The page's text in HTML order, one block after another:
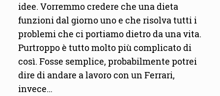
idee. Vorremmo credere che una dieta
funzioni dal giorno uno e che risolva tutti i
problemi che ci portiamo dietro da una vita.
Purtroppo è tutto molto più complicato di
così. Fosse semplice, probabilmente potrei
dire di andare a lavoro con un Ferrari,
invece…